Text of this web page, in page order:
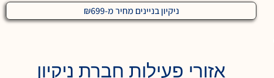
ניקיון בניינים מחיר מ-₪699
אזורי פעילות חברת ניקיון